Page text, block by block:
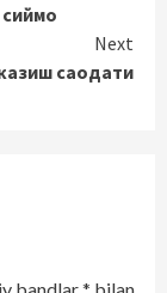
Next
саодати
bandlar* bilan